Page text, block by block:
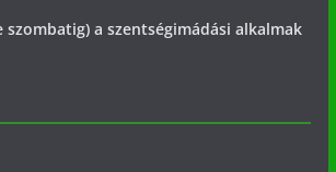
szombatig) a szentségimádási alkalmak